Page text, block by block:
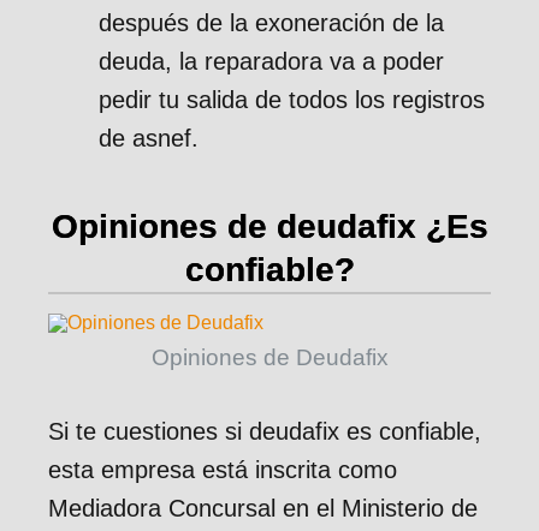
después de la exoneración de la
deuda, la reparadora va a poder
pedir tu salida de todos los registros
de asnef.
Opiniones de deudafix ¿Es
confiable?
Opiniones de Deudafix
Si te cuestiones si deudafix es confiable,
esta empresa está inscrita como
Mediadora Concursal en el Ministerio de